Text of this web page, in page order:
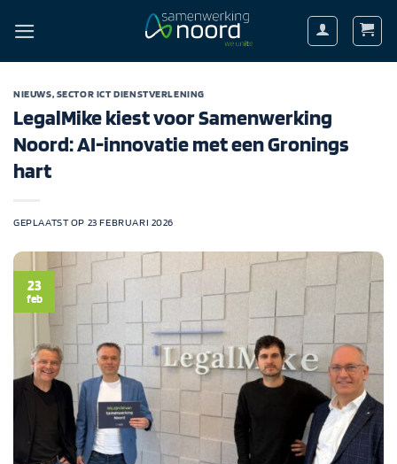
naar
NIEUWS, SECTOR ICT DIENSTVERLENING
LegalMike kiest voor Samenwerking
Noord: AI-innovatie met een Gronings
hart
GEPLAATST OP 23 FEBRUARI 2026
23
feb